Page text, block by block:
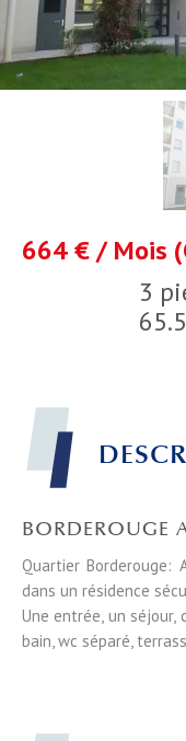
3
664 € / Mois
BORDEROUGE
Quartier Borderouge:
dans un résidence
Une entrée, un séjour,
bain, wc séparé,